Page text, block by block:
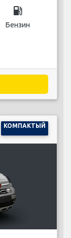
local_gas_station
Бензин
КОМПАКТЫЙ